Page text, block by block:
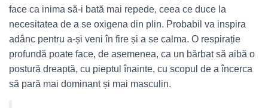
face ca inima să-i bată mai repede, ceea ce duce la
necesitatea de a se oxigena din plin. Probabil va inspira
adânc pentru a-și veni în fire și a se calma. O respirație
profundă poate face, de asemenea, ca un bărbat să aibă o
postură dreaptă, cu pieptul înainte, cu scopul de a încerca
să pară mai dominant și mai masculin.